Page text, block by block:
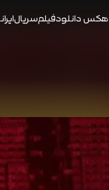
هکس دانلودفیلمسریال